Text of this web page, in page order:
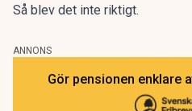
Så blev det inte riktigt.
ANNONS
Gör pensionen enklare